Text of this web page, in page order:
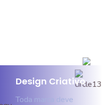
Design Criativo
Toda marca deve